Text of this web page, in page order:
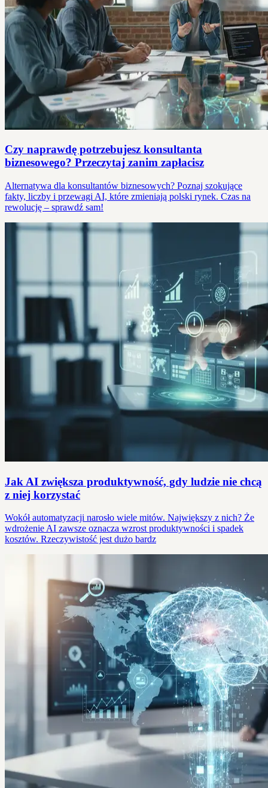
Czy naprawdę potrzebujesz konsultanta
biznesowego? Przeczytaj zanim zapłacisz
Alternatywa dla konsultantów biznesowych? Poznaj szokujące
fakty, liczby i przewagi AI, które zmieniają polski rynek. Czas na
rewolucję – sprawdź sam!
Jak AI zwiększa produktywność, gdy ludzie nie chcą
z niej korzystać
Wokół automatyzacji narosło wiele mitów. Największy z nich? Że
wdrożenie AI zawsze oznacza wzrost produktywności i spadek
kosztów. Rzeczywistość jest dużo bardz